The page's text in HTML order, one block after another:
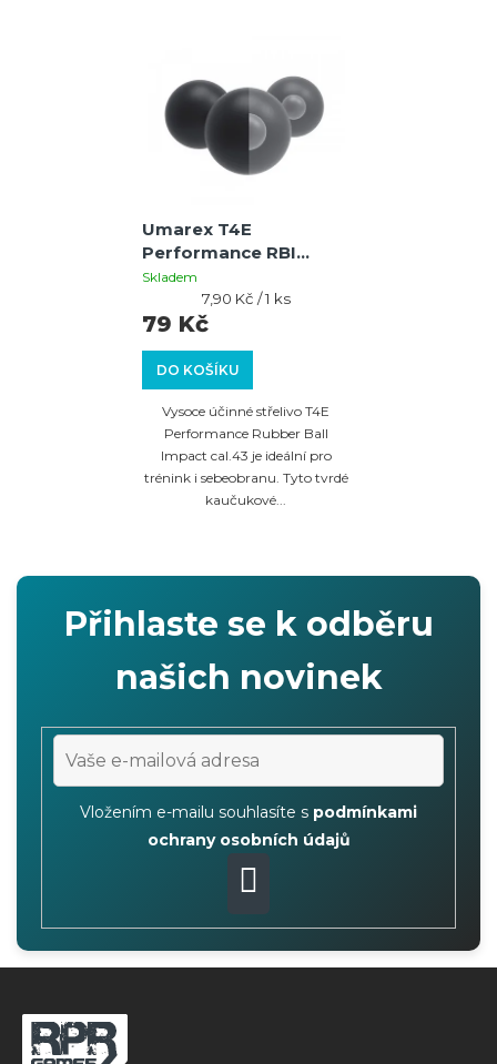
Umarex T4E
Performance RBI
kuličky Cal.43 - 1,96g -
Skladem
DO KOŠÍKU
79 Kč
Měrná
cena:
7,90 Kč / 1 ks
Vysoce účinné střelivo T4E
Performance Rubber Ball
Impact cal.43 je ideální pro
trénink i sebeobranu. Tyto tvrdé
kaučukové...
Přihlaste se k odběru
našich novinek
Vložením e-mailu souhlasíte s podmínkami
ochrany osobních údajů
PŘIHLÁSIT
SE